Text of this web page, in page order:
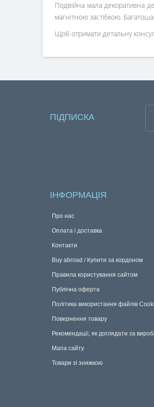
Подвійна мала декоративна
магнітною застібкою.
Щоб отримати детальну
ПІДПИСКА
ІНФОРМАЦІЯ
Про нас
Оплата і доставка
Контакти
Buy abroad / Купити за кордоном
Правила користування сайтом
Публічна оферта
Політика використання файлів
Повернення товару
Рекомендації, як доглядати за
Мапа сайту
Товари зі знижкою